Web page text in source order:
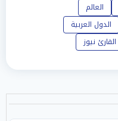
العالم
الدول العربية
القارئ نيوز